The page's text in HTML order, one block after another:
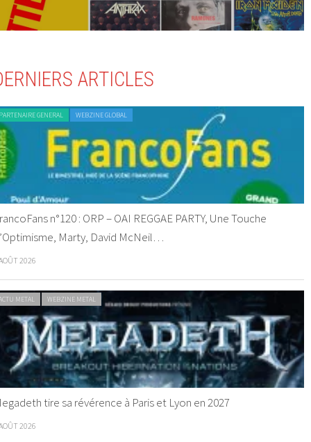
ARTICLES
GENERAL WEBZINE GLOBAL
n°120 : ORP – OAI REGGAE PARTY, Une Touche
Marty, David McNeil…
2026
METAL WEBZINE METAL
tire sa révérence à Paris et Lyon en 2027
2026